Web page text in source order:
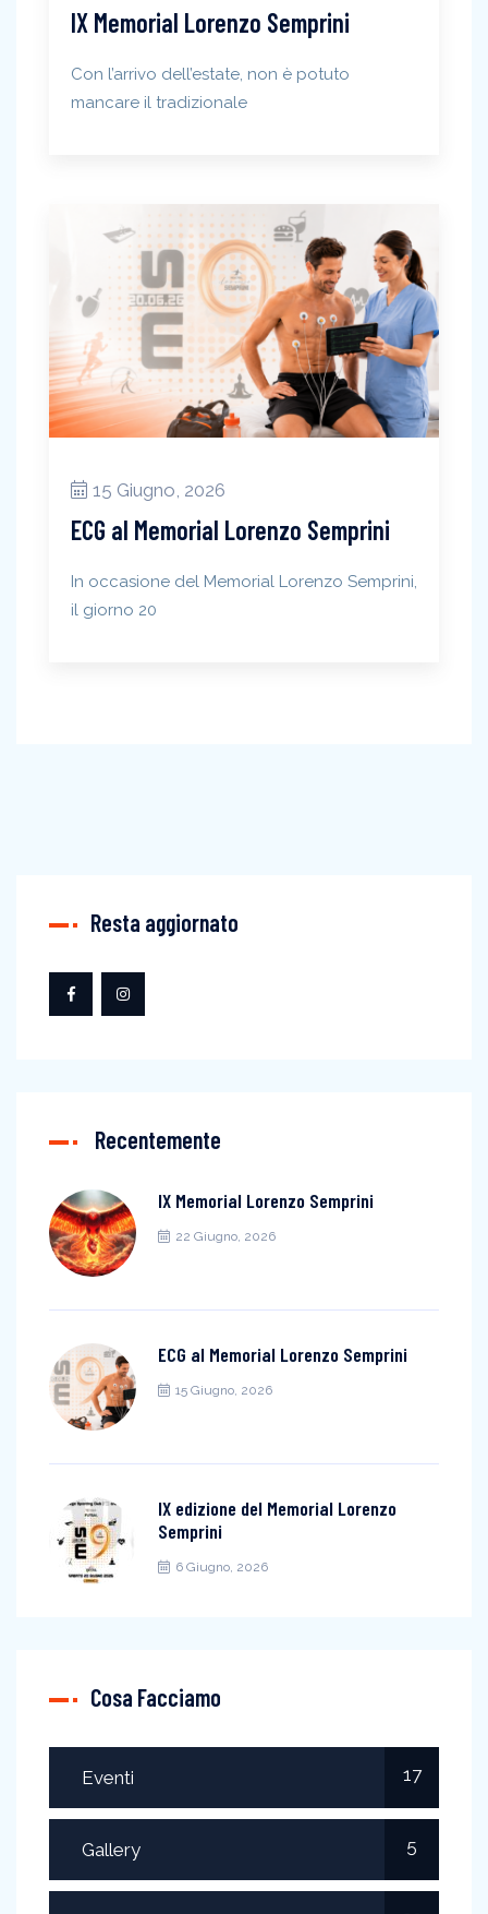
IX Memorial Lorenzo Semprini
Con l’arrivo dell’estate, non è potuto
mancare il tradizionale
15 Giugno, 2026
ECG al Memorial Lorenzo Semprini
In occasione del Memorial Lorenzo Semprini,
il giorno 20
Resta aggiornato
Recentemente
IX Memorial Lorenzo Semprini
22 Giugno, 2026
ECG al Memorial Lorenzo Semprini
15 Giugno, 2026
IX edizione del Memorial Lorenzo
Semprini
6 Giugno, 2026
Cosa Facciamo
Eventi 17
Gallery 5